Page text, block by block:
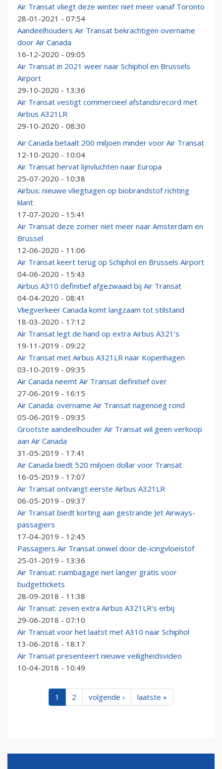
Air Transat vliegt deze winter niet meer vanaf Toronto
28-01-2021 - 07:54
Aandeelhouders Air Transat bekrachtigen overname
door Air Canada
16-12-2020 - 09:05
Air Transat in 2021 weer naar Schiphol en Brussels
Airport
29-10-2020 - 13:36
Air Transat vestigt commercieel afstandsrecord met
Airbus A321LR
29-10-2020 - 08:30
Air Canada betaalt 200 miljoen minder voor Air Transat
12-10-2020 - 10:04
Air Transat hervat lijnvluchten naar Europa
25-07-2020 - 10:38
Airbus: nieuwe vliegtuigen op biobrandstof richting
klant
17-07-2020 - 15:41
Air Transat deze zomer niet meer naar Amsterdam en
Brussel
12-06-2020 - 11:06
Air Transat keert terug op Schiphol en Brussels Airport
04-06-2020 - 15:43
Airbus A310 definitief afgezwaaid bij Air Transat
04-04-2020 - 08:41
Vliegverkeer Canada komt langzaam tot stilstand
18-03-2020 - 17:12
Air Transat legt de hand op extra Airbus A321's
19-11-2019 - 09:22
Air Transat met Airbus A321LR naar Kopenhagen
03-10-2019 - 09:35
Air Canada neemt Air Transat definitief over
27-06-2019 - 16:15
Air Canada: overname Air Transat nagenoeg rond
05-06-2019 - 09:35
Grootste aandeelhouder Air Transat wil geen verkoop
aan Air Canada
31-05-2019 - 17:41
Air Canada biedt 520 miljoen dollar voor Transat
16-05-2019 - 17:07
Air Transat ontvangt eerste Airbus A321LR
06-05-2019 - 09:37
Air Transat biedt korting aan gestrande Jet Airways-
passagiers
17-04-2019 - 12:45
Passagiers Air Transat onwel door de-icingvloeistof
25-01-2019 - 13:36
Air Transat: ruimbagage niet langer gratis voor
budgettickets
28-09-2018 - 11:38
Air Transat: zeven extra Airbus A321LR's erbij
29-06-2018 - 07:10
Air Transat voor het laatst met A310 naar Schiphol
13-06-2018 - 18:17
Air Transat presenteert nieuwe veiligheidsvideo
10-04-2018 - 10:49
1 2 volgende › laatste »